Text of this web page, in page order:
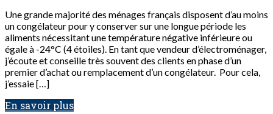
Une grande majorité des ménages français disposent d’au moins
un congélateur pour y conserver sur une longue période les
aliments nécessitant une température négative inférieure ou
égale à -24°C (4 étoiles). En tant que vendeur d’électroménager,
j’écoute et conseille très souvent des clients en phase d’un
premier d’achat ou remplacement d’un congélateur. Pour cela,
j’essaie […]
En savoir plus